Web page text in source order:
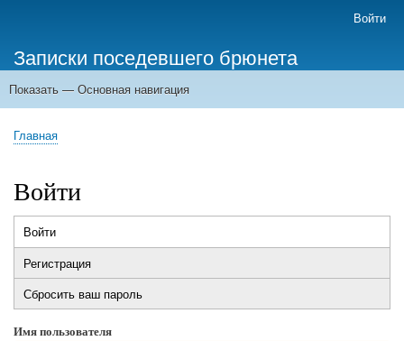
основному
содержанию
учётной
записи
пользователя
Войти
Записки поседевшего брюнета
Основная
Показать — Основная навигация
Главная
Строка
Главная
Войти
Главные
вкладки
Войти
вкладка)
Регистрация
Сбросить ваш пароль
Имя пользователя